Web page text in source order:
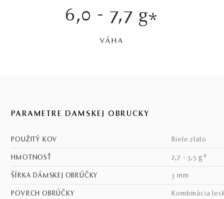
6,0 - 7,7 g*
VÁHA
PARAMETRE DÁMSKEJ OBRÚČKY
POUŽITÝ KOV biele zlato
HMOTNOSŤ 2,7 - 3,5 g*
ŠÍRKA DÁMSKEJ OBRÚČKY 3 mm
POVRCH OBRÚČKY kombinácia